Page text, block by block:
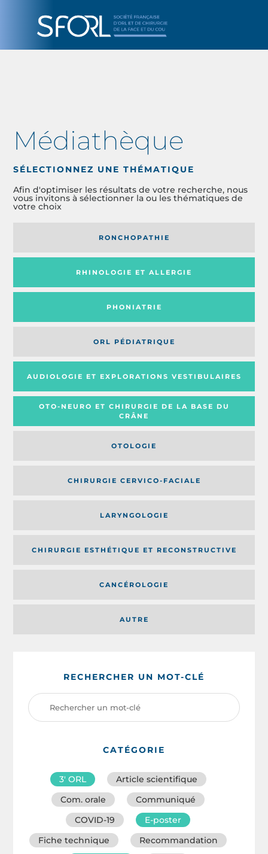
Médiathèque
SÉLECTIONNEZ UNE THÉMATIQUE
Afin d'optimiser les résultats de votre recherche, nous
vous invitons à sélectionner la ou les thématiques de
votre choix
RONCHOPATHIE
RHINOLOGIE ET ALLERGIE
PHONIATRIE
ORL PÉDIATRIQUE
AUDIOLOGIE ET EXPLORATIONS VESTIBULAIRES
OTO-NEURO ET CHIRURGIE DE LA BASE DU
CRÂNE
OTOLOGIE
CHIRURGIE CERVICO-FACIALE
AUTRE
LARYNGOLOGIE
CHIRURGIE ESTHÉTIQUE ET RECONSTRUCTIVE
CANCÉROLOGIE
RECHERCHER UN MOT-CLÉ
CATÉGORIE
3′ ORL
Article scientifique
Com. orale
Communiqué
COVID-19
E-poster
Fiche technique
Recommandation